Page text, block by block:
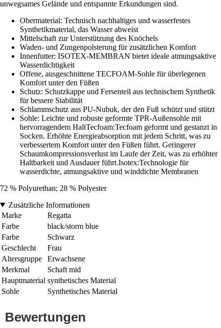
unwegsames Gelände und entspannte Erkundungen sind.
Obermaterial: Technisch nachhaltiges und wasserfestes
Synthetikmaterial, das Wasser abweist
Mittelschaft zur Unterstützung des Knöchels
Waden- und Zungenpolsterung für zusätzlichen Komfort
Innenfutter: ISOTEX-MEMBRAN bietet ideale atmungsaktive
Wasserdichtigkeit
Offene, ausgeschnittene TECFOAM-Sohle für überlegenen
Komfort unter den Füßen
Schutz: Schutzkappe und Fersenteil aus technischem Synthetik
für bessere Stabilität
Schlammschutz aus PU-Nubuk, der den Fuß schützt und stützt
Sohle: Leichte und robuste geformte TPR-Außensohle mit
hervorragendem HaltTecfoam:Tecfoam geformt und gestanzt in
Socken. Erhöhte Energieabsorption mit jedem Schritt, was zu
verbessertem Komfort unter den Füßen führt. Geringerer
Schaumkompressionsverlust im Laufe der Zeit, was zu erhöhter
Haltbarkeit und Ausdauer führt.Isotex:Technologie für
wasserdichte, atmungsaktive und winddichte Membranen
72 % Polyurethan; 28 % Polyester
Zusätzliche Informationen
Marke
Regatta
Farbe
black/storm blue
Farbe
Schwarz
Geschlecht
Frau
Altersgruppe
Erwachsene
Merkmal
Schaft mid
Hauptmaterial synthetisches Material
Sohle
Synthetisches Material